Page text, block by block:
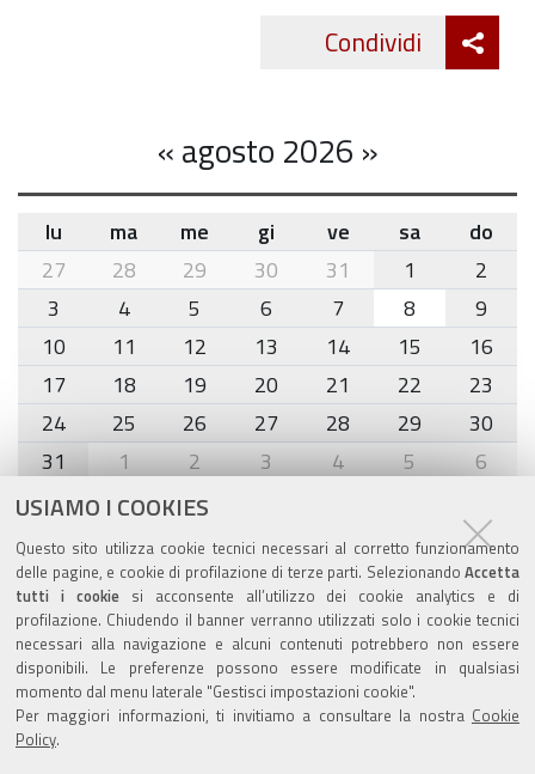
USIAMO I COOKIES
Questo sito utilizza cookie tecnici necessari al corretto funzionamento
delle pagine, e cookie di profilazione di terze parti. Selezionando Accetta
tutti i cookiesi acconsente all’utilizzo dei cookie analytics e di
profilazione. Chiudendo il banner verranno utilizzati solo i cookie tecnici
necessari alla navigazione e alcuni contenuti potrebbero non essere
disponibili. Le preferenze possono essere modificate in qualsiasi
momento dal menu laterale "Gestisci impostazioni cookie".
Per maggiori informazioni, ti invitiamo a consultare la nostra Cookie
Policy.
Condividi
«agosto 2026 »
month-
8
lu ma me gi ve sa
do
27
28 29 30 31 1
2
3
4 5 6 7 8
9
10
11 12 13 14 15
16
17
18 19 20 21 22
23
24
25 26 27 28 29
30
31
1 2 3 4 5 6
Agenda eventi
torna alla sezione
Valuta questo sito